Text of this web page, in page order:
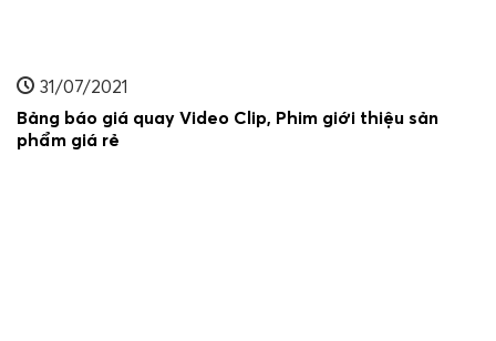
31/07/2021
Bảng báo giá quay Video Clip, Phim giới thiệu sản
phẩm giá rẻ